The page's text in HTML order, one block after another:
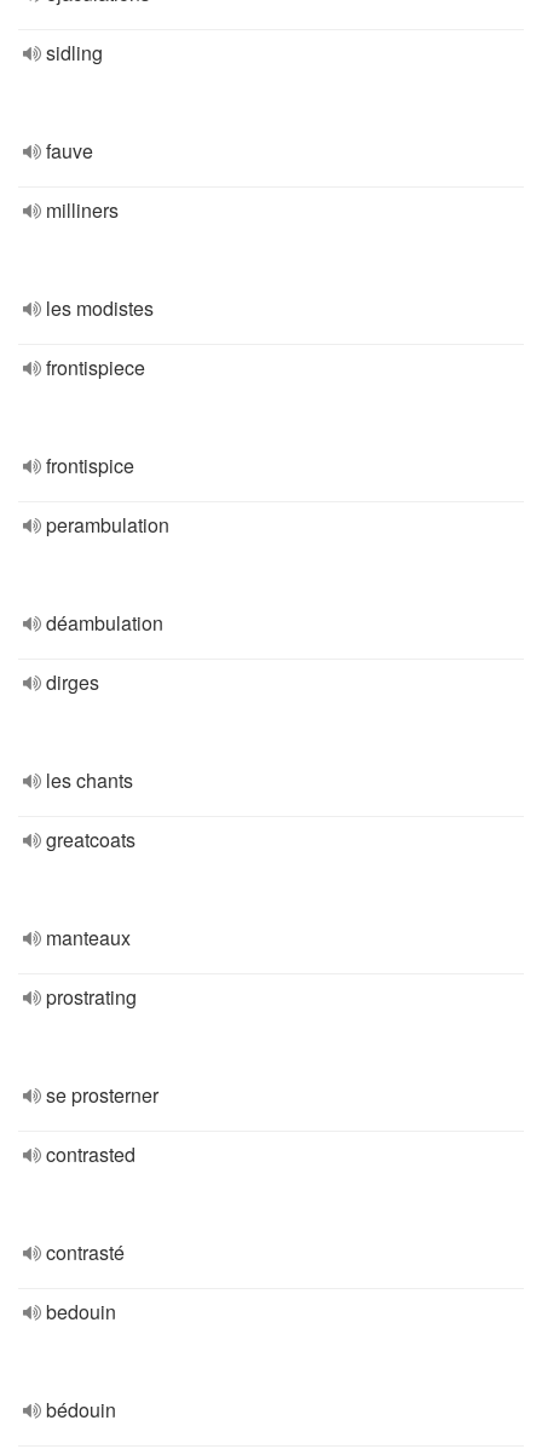
sidling
fauve
milliners
les modistes
frontispiece
frontispice
perambulation
déambulation
dirges
les chants
greatcoats
manteaux
prostrating
se prosterner
contrasted
contrasté
bedouin
bédouin